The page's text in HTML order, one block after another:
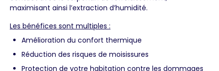
maximisant ainsi l’extraction d’humidité.
Les bénéfices sont multiples :
Amélioration du confort thermique
Réduction des risques de moisissures
Protection de votre habitation contre les dommages